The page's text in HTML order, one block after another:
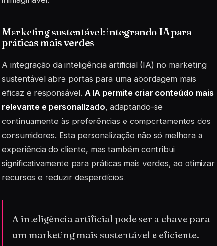
Marketing sustentável: integrando IA para
práticas mais verdes
A integração da inteligência artificial (IA) no marketing
sustentável abre portas para uma abordagem mais
eficaz e responsável. A IA permite criar conteúdo mais
relevante e personalizado, adaptando-se
continuamente às preferências e comportamentos dos
consumidores. Esta personalização não só melhora a
experiência do cliente, mas também contribui
significativamente para práticas mais verdes, ao otimizar
recursos e reduzir desperdícios.
A inteligência artificial pode ser a chave para
um marketing mais sustentável e eficiente.